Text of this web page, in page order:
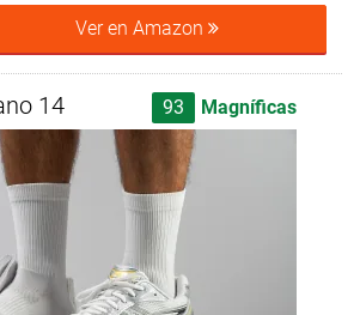
Ver en Amazon
14 93 Magníficas